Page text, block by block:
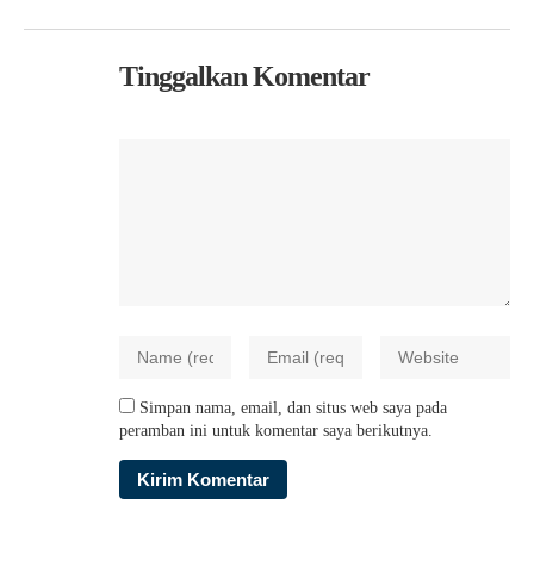
Tinggalkan Komentar
Simpan nama, email, dan situs web saya pada
peramban ini untuk komentar saya berikutnya.